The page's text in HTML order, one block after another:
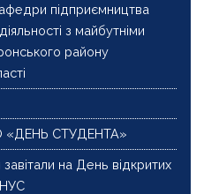
підприємництва
з майбутніми
району
СТУДЕНТА»
завітали на День відкритих